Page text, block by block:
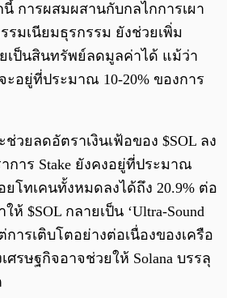
การผสมผสานกับกลไกการเผา
รมเนียมธุรกรรม ยังช่วยเพิ่ม
เป็นสินทรัพย์ลดมูลค่าได้ แม้ว่า
ะอยู่ที่ประมาณ 10-20% ของการ
ช่วยลดอัตราเงินเฟ้อของ $SOL ลง
การ Stake ยังคงอยู่ที่ประมาณ
ยโทเคนทั้งหมดลงได้ถึง 20.9% ต่อ
$SOL กลายเป็น ‘Ultra-Sound
การเติบโตอย่างต่อเนื่องของเครือ
รษฐกิจอาจช่วยให้ Solana บรรลุ